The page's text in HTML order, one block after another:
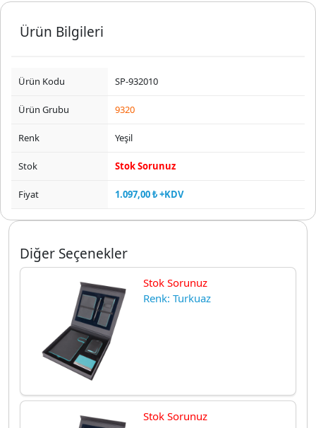
Ürün Bilgileri
Ürün Kodu SP-932010
Ürün Grubu 9320
Renk Yeşil
Stok Stok Sorunuz
Fiyat 1.097,00 ₺ +KDV
Diğer Seçenekler
Stok Sorunuz
Renk: Turkuaz
Stok Sorunuz